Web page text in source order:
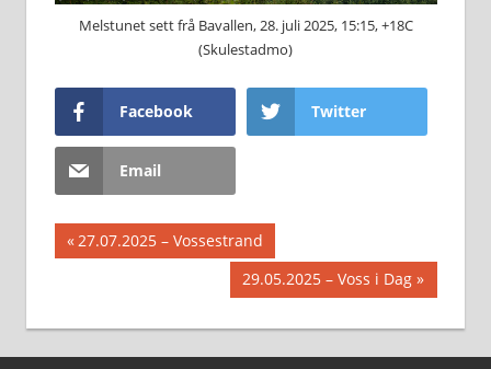
Melstunet sett frå Bavallen, 28. juli 2025, 15:15, +18C
(Skulestadmo)
Facebook Twitter
Email
Innleggsnavigasjon
Previous
Post:
27.07.2025 – Vossestrand
Next
Post:
29.05.2025 – Voss i Dag